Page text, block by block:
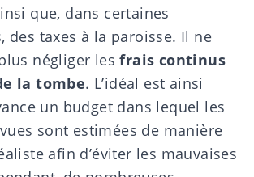
que, dans certaines
des taxes à la paroisse. Il ne
négliger lesfrais continus
la tombe. L’idéal est ainsi
un budget dans lequel les
sont estimées de manière
afin d’éviter les mauvaises